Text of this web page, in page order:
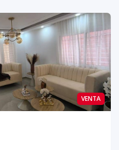
VENTA